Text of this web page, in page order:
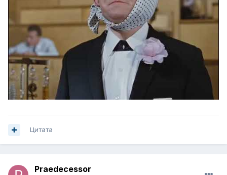
Цитата
Praedecessor